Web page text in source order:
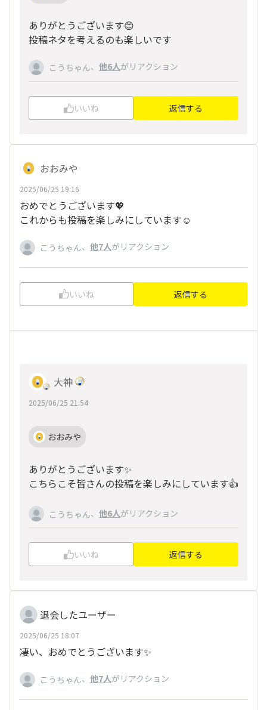
ありがとうございます😊
投稿ネタを考えるのも楽しいです
こうちゃん、 他6人がリアクション
いいね 返信する
おおみや
2025/06/25 19:16
おめでとうございます💖
これからも投稿を楽しみにしています☺️
こうちゃん、 他7人がリアクション
いいね 返信する
大神
2025/06/25 21:54
おおみや
ありがとうございます✨
こちらこそ皆さんの投稿を楽しみにしています👍
こうちゃん、 他6人がリアクション
いいね 返信する
退会したユーザー
2025/06/25 18:07
凄い、おめでとうございます✨
こうちゃん、 他7人がリアクション